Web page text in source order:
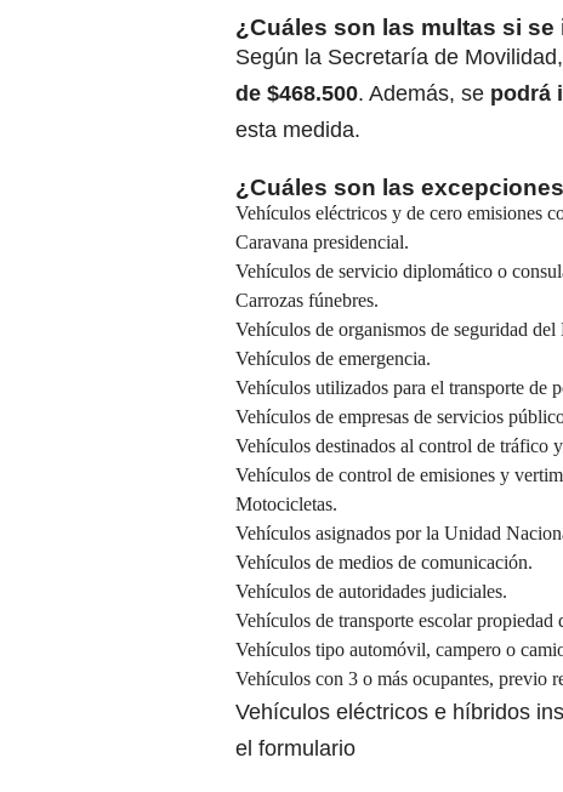
¿Cuáles son las multas si
Según la Secretaría de Movilidad,
de $468.500. Además, se podrá
esta medida.
¿Cuáles son las
Vehículos eléctricos y de cero emisiones
Caravana presidencial.
Vehículos de servicio diplomático o
Carrozas fúnebres.
Vehículos de organismos de seguridad del
Vehículos de emergencia.
Vehículos utilizados para el transporte de
Vehículos de empresas de servicios
Vehículos destinados al control de tráfico
Vehículos de control de emisiones y
Motocicletas.
Vehículos asignados por la Unidad
Vehículos de medios de comunicación.
Vehículos de autoridades judiciales.
Vehículos de transporte escolar propiedad
Vehículos tipo automóvil, campero o
Vehículos con 3 o más ocupantes, previo
Vehículos eléctricos e híbridos
el formulario